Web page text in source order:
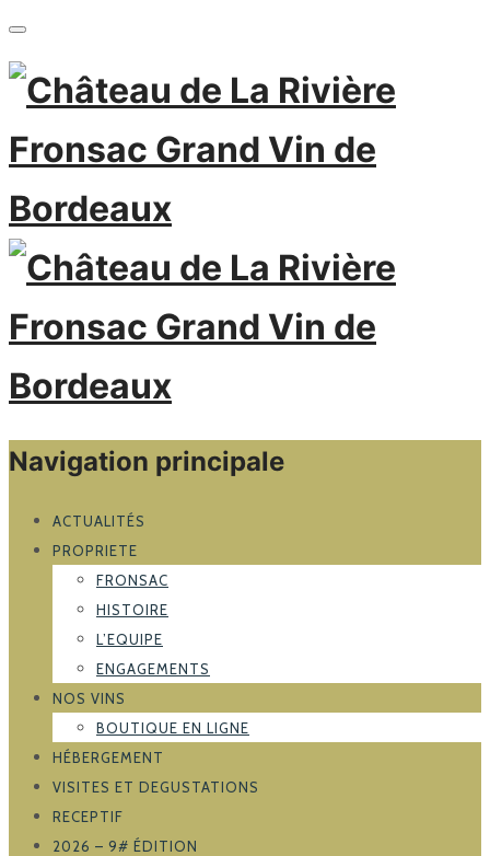
Navigation principale
ACTUALITÉS
PROPRIETE
FRONSAC
HISTOIRE
L’EQUIPE
ENGAGEMENTS
NOS VINS
BOUTIQUE EN LIGNE
HÉBERGEMENT
VISITES ET DEGUSTATIONS
RECEPTIF
2026 – 9# ÉDITION